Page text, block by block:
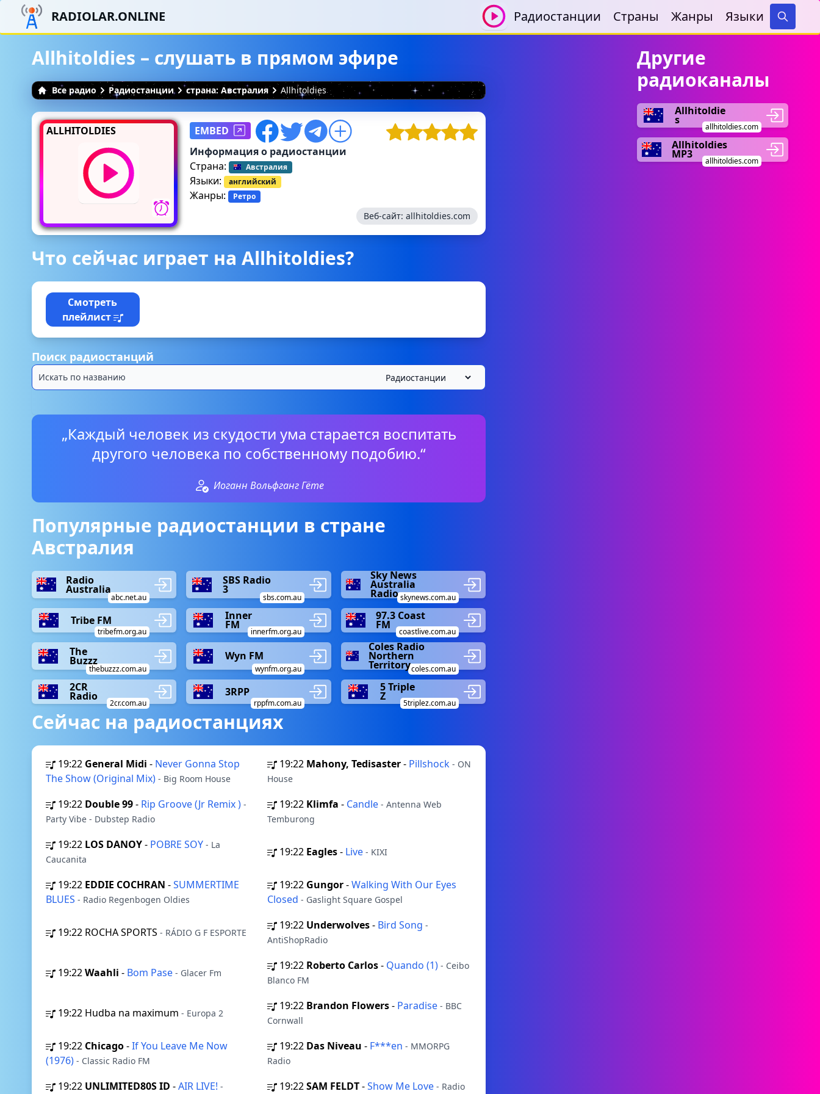
RADIOLAR.ONLINE Радиостанции Страны Жанры Языки
Search
Allhitoldies – слушать в прямом эфире
Все радио Радиостанции страна: Австралия Allhitoldies
ALLHITOLDIES
EMBED
Информация о радиостанции
Страна:
Австралия
Языки: английский
Жанры: Ретро
Веб-сайт: allhitoldies.com
Что сейчас играет на Allhitoldies?
Смотреть
плейлист
Поиск радиостанций
„Каждый человек из скудости ума старается воспитать
другого человека по собственному подобию.“
Иоганн Вольфганг Гёте
Популярные радиостанции в стране
Австралия
Radio
Australia
abc.net.au
SBS Radio
3
sbs.com.au
Sky News
Australia
Radioskynews.com.au
Tribe FM
tribefm.org.au
Inner
FM
innerfm.org.au
97.3 Coast
FM
coastlive.com.au
The
Buzzz
thebuzzz.com.au
Wyn FM
wynfm.org.au
Coles Radio
Northern
Territorycoles.com.au
2CR
Radio
2cr.com.au
3RPP
rppfm.com.au
5 Triple
Z
5triplez.com.au
Сейчас на радиостанциях
19:22 General Midi - Never Gonna Stop
The Show (Original Mix) - Big Room House
19:22 Mahony, Tedisaster- Pillshock - ON
House
19:22 Double 99- Rip Groove (Jr Remix ) -
Party Vibe - Dubstep Radio
19:22 Klimfa - Candle - Antenna Web
Temburong
19:22 LOS DANOY- POBRE SOY - La
Caucanita
19:22 Eagles- Live - KIXI
19:22 EDDIE COCHRAN -SUMMERTIME
BLUES - Radio Regenbogen Oldies
19:22 Gungor-Walking With Our Eyes
Closed - Gaslight Square Gospel
19:22 ROCHA SPORTS - RÁDIO G F ESPORTE
19:22 Underwolves- Bird Song -
AntiShopRadio
19:22Waahli - Bom Pase - Glacer Fm
19:22 Roberto Carlos- Quando (1) - Ceibo
Blanco FM
19:22 Hudba na maximum - Europa 2
19:22 Brandon Flowers- Paradise - BBC
Cornwall
19:22 Chicago-If You Leave Me Now
(1976) - Classic Radio FM
19:22 Das Niveau - F***en - MMORPG
Radio
19:22 UNLIMITED80S ID -AIR LIVE! - 19:22SAM FELDT-Show Me Love - Radio
Другие
радиоканалы
Allhitoldie
s
allhitoldies.com
Allhitoldies
MP3
allhitoldies.com